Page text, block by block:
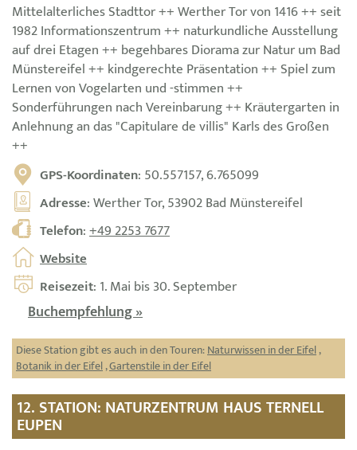
Mittelalterliches Stadttor ++ Werther Tor von 1416 ++ seit
1982 Informationszentrum ++ naturkundliche Ausstellung
auf drei Etagen ++ begehbares Diorama zur Natur um Bad
Münstereifel ++ kindgerechte Präsentation ++ Spiel zum
Lernen von Vogelarten und -stimmen ++
Sonderführungen nach Vereinbarung ++ Kräutergarten in
Anlehnung an das "Capitulare de villis" Karls des Großen
++
GPS-Koordinaten: 50.557157, 6.765099
Adresse: Werther Tor, 53902 Bad Münstereifel
Telefon:+49 2253 7677
Website
Reisezeit: 1. Mai bis 30. September
Buchempfehlung »
Diese Station gibt es auch in den Touren:Naturwissen in der Eifel,
Botanik in der Eifel,Gartenstile in der Eifel
12. STATION: NATURZENTRUM HAUS TERNELL
EUPEN